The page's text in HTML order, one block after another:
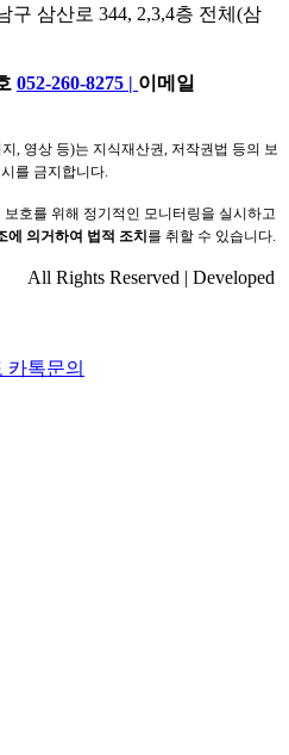
구 삼산로 344, 2,3,4층 전체(삼
052-260-8275 | 이메일
, 영상 등)는 지식재산권, 저작권법 등의 보
를 금지합니다.
호를 위해 정기적인 모니터링을 실시하고
에 의거하여 법적 조치 를 취할 수 있습니다.
All Rights Reserved | Developed
카톡문의